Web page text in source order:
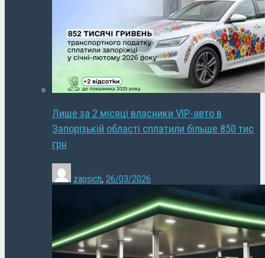
Лише за 2 місяці власники VIP-авто в
Запорізькій області сплатили більше 850 тис
грн
zapsich, 26/03/2026